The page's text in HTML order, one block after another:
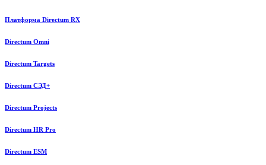
Платформа Directum RX
Directum Omni
Directum Targets
Directum СЭД+
Directum Projects
Directum HR Pro
Directum ESM